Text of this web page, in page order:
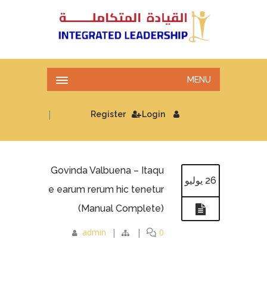
MENU
Login
| Register
26 يوليو
Govinda Valbuena – Itaqu
e earum rerum hic tenetur
(Manual Complete)
admin | | 0